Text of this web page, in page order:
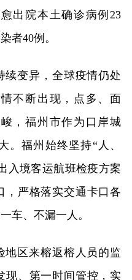
出院本土确诊病例23
者40例。
续变异，全球疫情仍处
不断出现，点多、面
，福州市作为口岸城
。福州始终坚持“人、
入境客运航班检疫方案
，严格落实交通卡口各
车、不漏一人。
地区来榕返榕人员的监
现、第一时间管控，实